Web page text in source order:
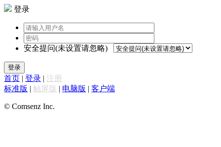
登录
安全提问(未设置请忽略)
登录
首页 | 登录 | 注册
标准版 | 触屏版 | 电脑版 | 客户端
© Comsenz Inc.